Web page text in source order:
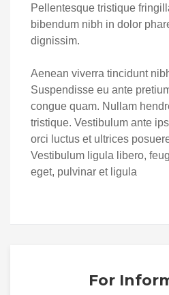
Pellentesque tristique
bibendum nibh in dolor
dignissim.
Aenean viverra tincidunt
Suspendisse eu ante
congue quam. Nullam
tristique. Vestibulum ante
orci luctus et ultrices
Vestibulum ligula libero,
eget, pulvinar et ligula
For